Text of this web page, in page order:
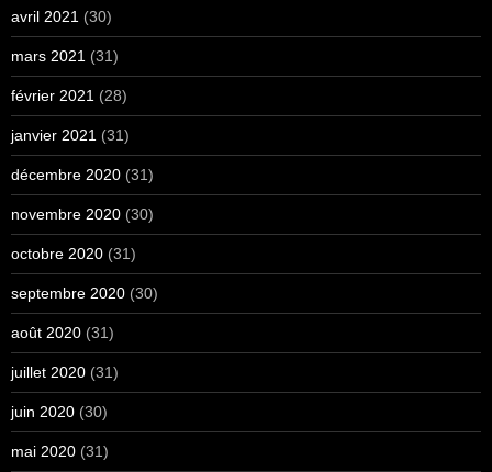
avril 2021 (30)
mars 2021 (31)
février 2021 (28)
janvier 2021 (31)
décembre 2020 (31)
novembre 2020 (30)
octobre 2020 (31)
septembre 2020 (30)
août 2020 (31)
juillet 2020 (31)
juin 2020 (30)
mai 2020 (31)